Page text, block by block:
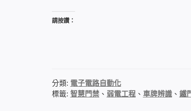
請按讚：
分類: 電子電路自動化
標籤: 智慧門禁、 弱電工程、 車牌辨識、 鐵